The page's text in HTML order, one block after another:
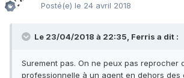
Posté(e) le 24 avril 2018
Le 23/04/2018 à 22:35, Ferris a dit :
Surement pas. On ne peux pas reprocher
professionnelle à un agent en dehors des